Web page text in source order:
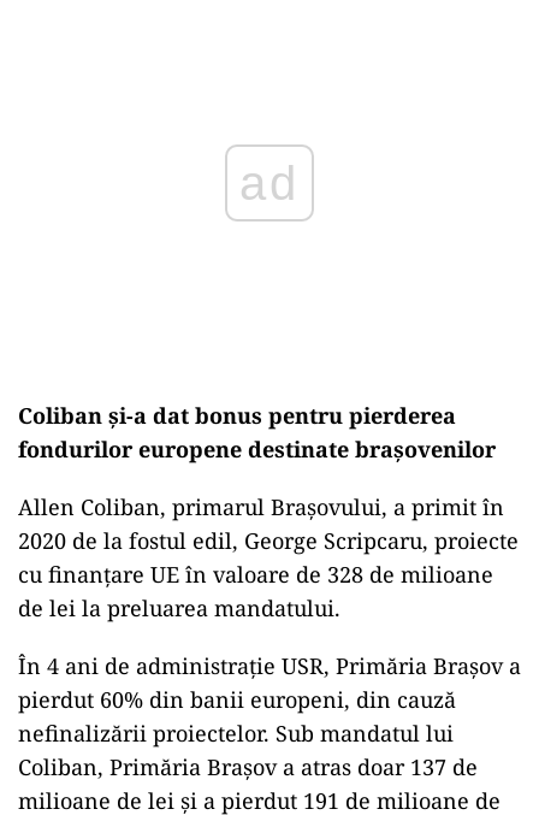
ad
Coliban și-a dat bonus pentru pierderea
fondurilor europene destinate brașovenilor
Allen Coliban, primarul Brașovului, a primit în
2020 de la fostul edil, George Scripcaru, proiecte
cu finanțare UE în valoare de 328 de milioane
de lei la preluarea mandatului.
În 4 ani de administrație USR, Primăria Brașov a
pierdut 60% din banii europeni, din cauză
nefinalizării proiectelor. Sub mandatul lui
Coliban, Primăria Brașov a atras doar 137 de
milioane de lei și a pierdut 191 de milioane de